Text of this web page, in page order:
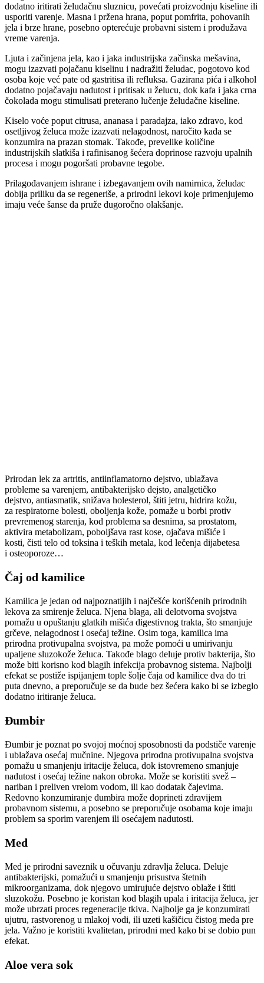
dodatno iritirati želudačnu sluznicu, povećati proizvodnju kiseline ili
usporiti varenje. Masna i pržena hrana, poput pomfrita, pohovanih
jela i brze hrane, posebno opterećuje probavni sistem i produžava
vreme varenja.
Ljuta i začinjena jela, kao i jaka industrijska začinska mešavina,
mogu izazvati pojačanu kiselinu i nadražiti želudac, pogotovo kod
osoba koje već pate od gastritisa ili refluksa. Gazirana pića i alkohol
dodatno pojačavaju nadutost i pritisak u želucu, dok kafa i jaka crna
čokolada mogu stimulisati preterano lučenje želudačne kiseline.
Kiselo voće poput citrusa, ananasa i paradajza, iako zdravo, kod
osetljivog želuca može izazvati nelagodnost, naročito kada se
konzumira na prazan stomak. Takođe, prevelike količine
industrijskih slatkiša i rafinisanog šećera doprinose razvoju upalnih
procesa i mogu pogoršati probavne tegobe.
Prilagođavanjem ishrane i izbegavanjem ovih namirnica, želudac
dobija priliku da se regeneriše, a prirodni lekovi koje primenjujemo
imaju veće šanse da pruže dugoročno olakšanje.
Prirodan lek za artritis, antiinflamatorno dejstvo, ublažava
probleme sa varenjem, antibakterijsko dejsto, analgetičko
dejstvo, antiasmatik, snižava holesterol, štiti jetru, hidrira kožu,
za respiratorne bolesti, oboljenja kože, pomaže u borbi protiv
prevremenog starenja, kod problema sa desnima, sa prostatom,
aktivira metabolizam, poboljšava rast kose, ojačava mišiće i
kosti, čisti telo od toksina i teških metala, kod lečenja dijabetesa
i osteoporoze…
Čaj od kamilice
Kamilica je jedan od najpoznatijih i najčešće korišćenih prirodnih
lekova za smirenje želuca. Njena blaga, ali delotvorna svojstva
pomažu u opuštanju glatkih mišića digestivnog trakta, što smanjuje
grčeve, nelagodnost i osećaj težine. Osim toga, kamilica ima
prirodna protivupalna svojstva, pa može pomoći u umirivanju
upaljene sluzokože želuca. Takođe blago deluje protiv bakterija, što
može biti korisno kod blagih infekcija probavnog sistema. Najbolji
efekat se postiže ispijanjem tople šolje čaja od kamilice dva do tri
puta dnevno, a preporučuje se da bude bez šećera kako bi se izbeglo
dodatno iritiranje želuca.
Đumbir
Đumbir je poznat po svojoj moćnoj sposobnosti da podstiče varenje
i ublažava osećaj mučnine. Njegova prirodna protivupalna svojstva
pomažu u smanjenju iritacije želuca, dok istovremeno smanjuje
nadutost i osećaj težine nakon obroka. Može se koristiti svež –
nariban i preliven vrelom vodom, ili kao dodatak čajevima.
Redovno konzumiranje đumbira može doprineti zdravijem
probavnom sistemu, a posebno se preporučuje osobama koje imaju
problem sa sporim varenjem ili osećajem nadutosti.
Med
Med je prirodni saveznik u očuvanju zdravlja želuca. Deluje
antibakterijski, pomažući u smanjenju prisustva štetnih
mikroorganizama, dok njegovo umirujuće dejstvo oblaže i štiti
sluzokožu. Posebno je koristan kod blagih upala i iritacija želuca, jer
može ubrzati proces regeneracije tkiva. Najbolje ga je konzumirati
ujutru, rastvorenog u mlakoj vodi, ili uzeti kašičicu čistog meda pre
jela. Važno je koristiti kvalitetan, prirodni med kako bi se dobio pun
efekat.
Aloe vera sok